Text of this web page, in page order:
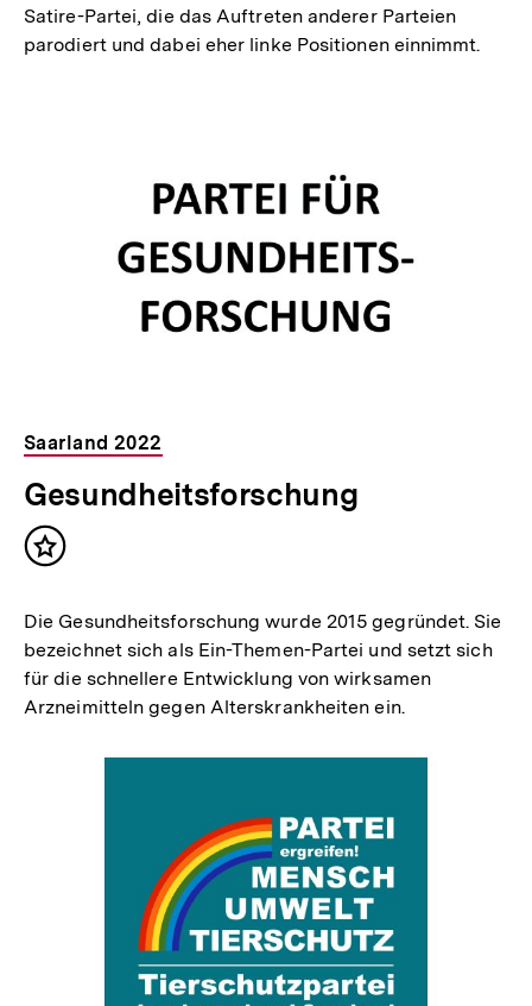
Satire-Partei, die das Auftreten anderer Parteien
parodiert und dabei eher linke Positionen einnimmt.
Saarland 2022
Gesundheitsforschung
Inhalt
Die Gesundheitsforschung wurde 2015 gegründet. Sie
bezeichnet sich als Ein-Themen-Partei und setzt sich
für die schnellere Entwicklung von wirksamen
Arzneimitteln gegen Alterskrankheiten ein.